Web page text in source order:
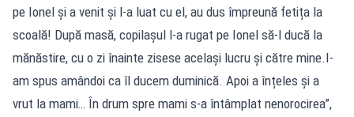
pe Ionel și a venit și l-a luat cu el, au dus împreună fetița la
scoală! După masă, copilașul l-a rugat pe Ionel să-l ducă la
mănăstire, cu o zi înainte zisese același lucru și către mine.I-
am spus amândoi ca îl ducem duminică. Apoi a înțeles și a
vrut la mami… În drum spre mami s-a întâmplat nenorocirea”,